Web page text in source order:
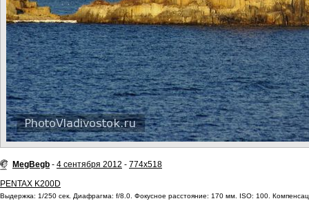
MegBegb - 4 сентября 2012 - 774x518
PENTAX K200D
Выдержка: 1/250 сек. Диафрагма: f/8.0. Фокусное расстояние: 170 мм. ISO: 100.